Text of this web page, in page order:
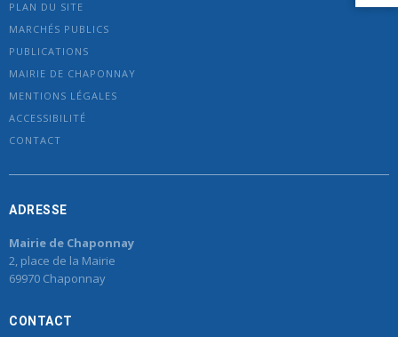
PLAN DU SITE
MARCHÉS PUBLICS
PUBLICATIONS
MAIRIE DE CHAPONNAY
MENTIONS LÉGALES
ACCESSIBILITÉ
CONTACT
ADRESSE
Mairie de Chaponnay
2, place de la Mairie
69970 Chaponnay
CONTACT